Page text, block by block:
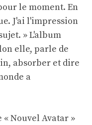
le moment. En
J'ai l'impression
» L'album
elle, parle de
absorber et dire
a
Nouvel Avatar »